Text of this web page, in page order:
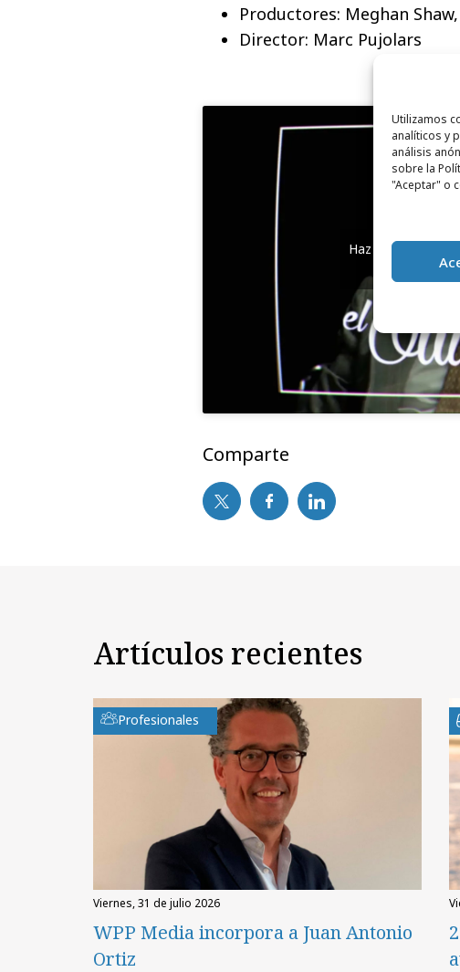
Utilizamos
analíticos y
análisis
sobre la
"Aceptar" o
Productores: Meghan
Director: Marc Pujolars
Haz clic para
y
Comparte
Artículos recientes
Profesionales
viernes, 31 de julio 2026
WPP Media incorpora a Juan Antonio
Ortiz